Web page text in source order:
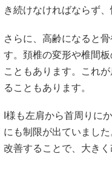
き続けなければならず
さらに、高齢になると
す。頚椎の変形や椎間
こともあります。これ
ることもあります。
I様も左肩から首周りに
にも制限が出ていまし
改善することで、大きく